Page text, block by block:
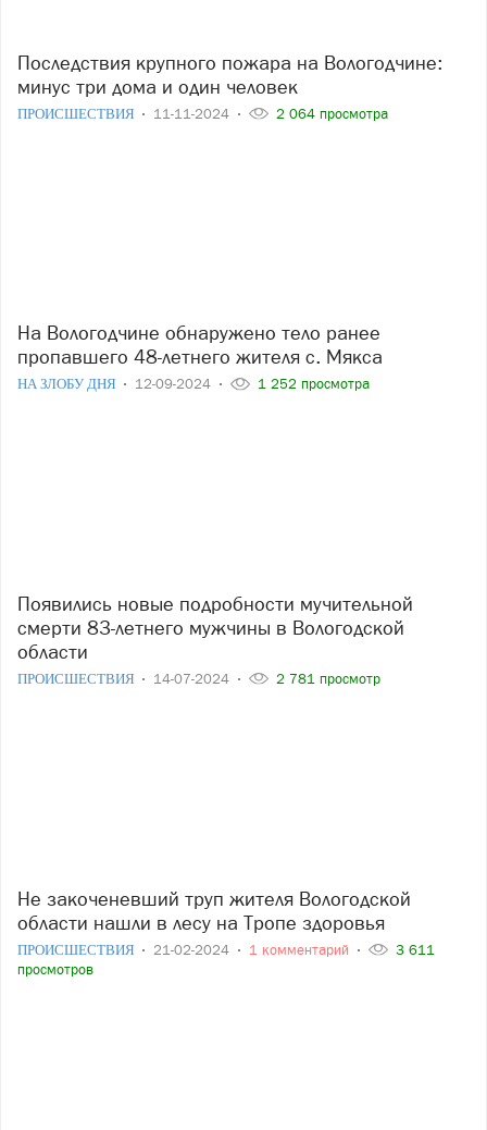
Последствия крупного пожара на Вологодчине:
минус три дома и один человек
ПРОИСШЕСТВИЯ 11-11-2024 2 064 просмотра
На Вологодчине обнаружено тело ранее
пропавшего 48-летнего жителя с. Мякса
НА ЗЛОБУ ДНЯ 12-09-2024 1 252 просмотра
Появились новые подробности мучительной
смерти 83-летнего мужчины в Вологодской
области
ПРОИСШЕСТВИЯ 14-07-2024 2 781 просмотр
Не закоченевший труп жителя Вологодской
области нашли в лесу на Тропе здоровья
ПРОИСШЕСТВИЯ 21-02-2024 1 комментарий
3 611
просмотров